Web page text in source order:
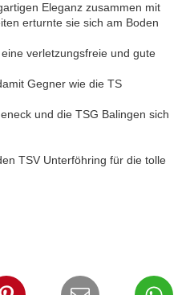
Eleganz zusammen mit
erturnte sie sich am Boden
verletzungsfreie und gute
Gegner wie die TS
und die TSG Balingen sich
TSV Unterföhring für die tolle